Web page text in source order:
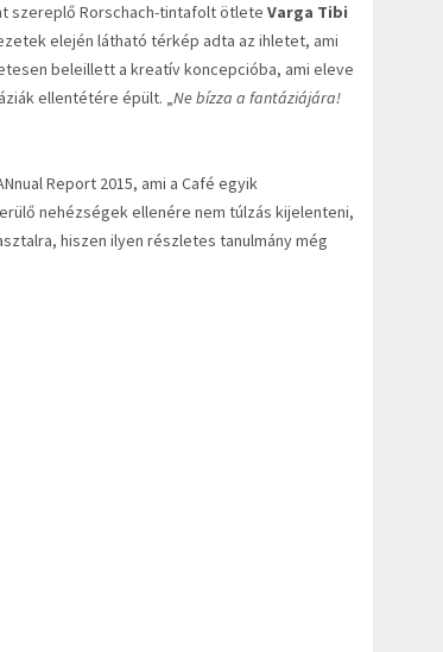
szereplő Rorschach-tintafolt ötlete Varga Tibi
elején látható térkép adta az ihletet, ami
beleillett a kreatív koncepcióba, ami eleve
ellentétére épült. „Ne bízza a fantáziájára!
Report 2015, ami a Café egyik
nehézségek ellenére nem túlzás kijelenteni,
hiszen ilyen részletes tanulmány még